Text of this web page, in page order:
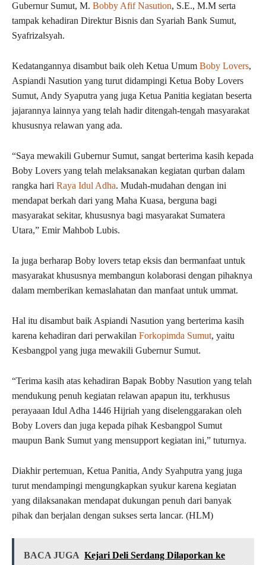
Gubernur Sumut, M. Bobby Afif Nasution, S.E., M.M serta
tampak kehadiran Direktur Bisnis dan Syariah Bank Sumut,
Syafrizalsyah.
Kedatangannya disambut baik oleh Ketua Umum Boby Lovers,
Aspiandi Nasution yang turut didampingi Ketua Boby Lovers
Sumut, Andy Syaputra yang juga Ketua Panitia kegiatan beserta
jajarannya lainnya yang telah hadir ditengah-tengah masyarakat
khususnya relawan yang ada.
“Saya mewakili Gubernur Sumut, sangat berterima kasih kepada
Boby Lovers yang telah melaksanakan kegiatan qurban dalam
rangka hari Raya Idul Adha. Mudah-mudahan dengan ini
mendapat berkah dari yang Maha Kuasa, berguna bagi
masyarakat sekitar, khususnya bagi masyarakat Sumatera
Utara,” Emir Mahbob Lubis.
Ia juga berharap Boby lovers tetap eksis dan bermanfaat untuk
masyarakat khususnya membangun kolaborasi dengan pihaknya
dalam memberikan kemaslahatan dan manfaat untuk ummat.
Hal itu disambut baik Aspiandi Nasution yang berterima kasih
karena kehadiran dari perwakilan Forkopimda Sumut, yaitu
Kesbangpol yang juga mewakili Gubernur Sumut.
“Terima kasih atas kehadiran Bapak Bobby Nasution yang telah
mendukung penuh kegiatan relawan apapun itu, terkhusus
perayaaan Idul Adha 1446 Hijriah yang diselenggarakan oleh
Boby Lovers dan juga kepada pihak Kesbangpol Sumut
maupun Bank Sumut yang mensupport kegiatan ini,” tuturnya.
Diakhir pertemuan, Ketua Panitia, Andy Syahputra yang juga
turut mendampingi mengungkapkan syukur karena kegiatan
yang dilaksanakan mendapat dukungan penuh dari banyak
pihak dan berjalan dengan sukses serta lancar. (HLM)
BACA JUGA Kejari Deli Serdang Dilaporkan ke